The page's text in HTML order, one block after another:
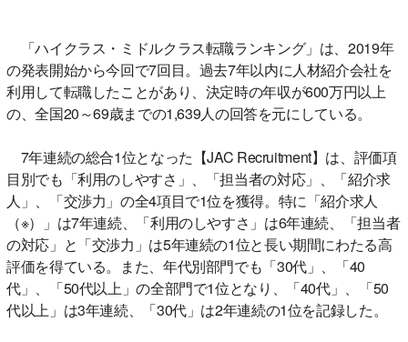
「ハイクラス・ミドルクラス転職ランキング」は、2019年
の発表開始から今回で7回目。過去7年以内に人材紹介会社を
利用して転職したことがあり、決定時の年収が600万円以上
の、全国20～69歳までの1,639人の回答を元にしている。
7年連続の総合1位となった【JAC Recruitment】は、評価項
目別でも「利用のしやすさ」、「担当者の対応」、「紹介求
人」、「交渉力」の全4項目で1位を獲得。特に「紹介求人
（※）」は7年連続、「利用のしやすさ」は6年連続、「担当者
の対応」と「交渉力」は5年連続の1位と長い期間にわたる高
評価を得ている。また、年代別部門でも「30代」、「40
代」、「50代以上」の全部門で1位となり、「40代」、「50
代以上」は3年連続、「30代」は2年連続の1位を記録した。